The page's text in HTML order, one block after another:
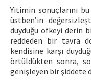
Yitimin sonuçlarını
üstben’in
duyduğu öfkeyi derin
reddeden bir tavra
kendisine karşı
örtüldükten sonra,
genişleyen bir şiddete